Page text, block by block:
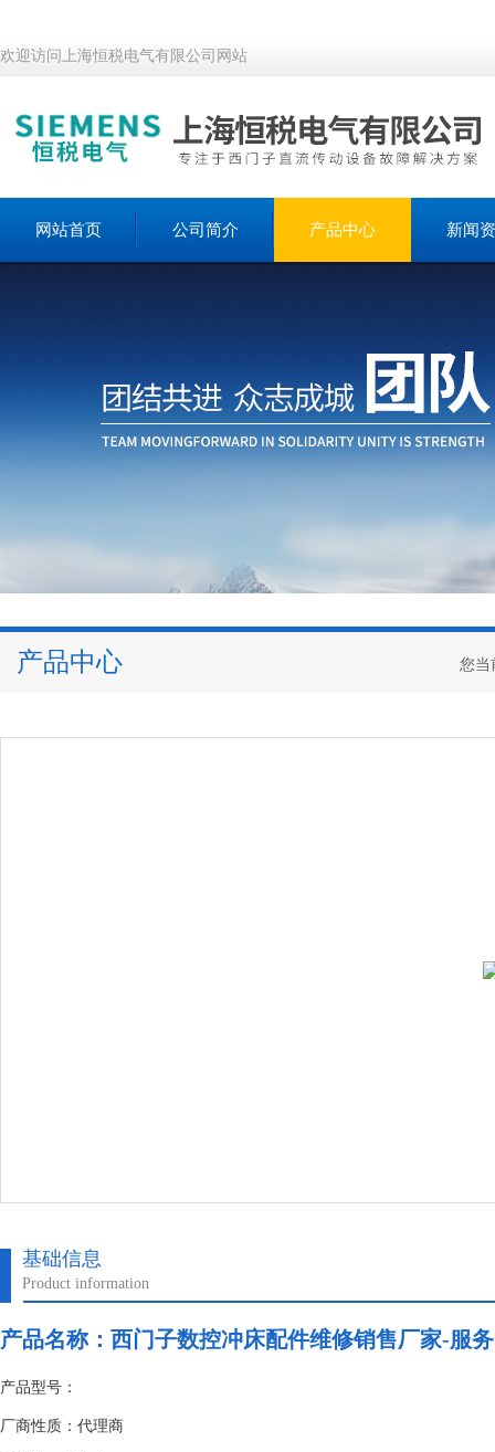
欢迎访问上海恒税电气有限公司网站
网站首页 公司简介 产品中心 新闻
产品中心 您当
基础信息
Product information
产品名称： 西门子数控冲床配件维修销售厂家-服
产品型号：
厂商性质：代理商